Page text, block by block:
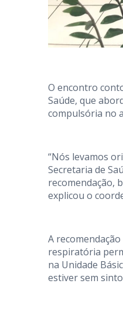
O encontro
Saúde, que
compulsória no
“Nós levamos
Secretaria de
recomendação,
explicou o
A
respiratória
na Unidade
estiver sem